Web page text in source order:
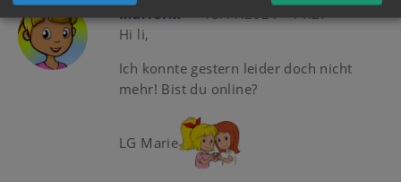
MarieHx
18.11.2024 - 14:27
Hi li,
Ich konnte gestern leider doch nicht
mehr! Bist du online?
LG Marie